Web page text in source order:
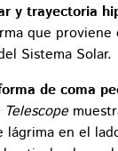
y trayectoria
que proviene
Sistema Solar.
de coma
lágrima en el